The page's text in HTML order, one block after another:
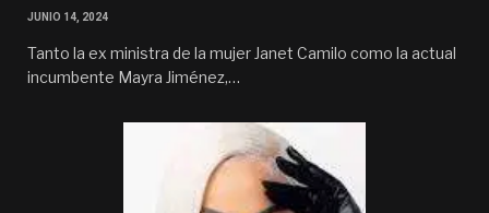
JUNIO 14, 2024
Tanto la ex ministra de la mujer Janet Camilo como la actual
incumbente Mayra Jiménez,…